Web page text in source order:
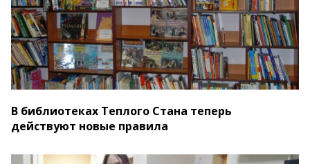
В библиотеках Теплого Стана теперь
действуют новые правила